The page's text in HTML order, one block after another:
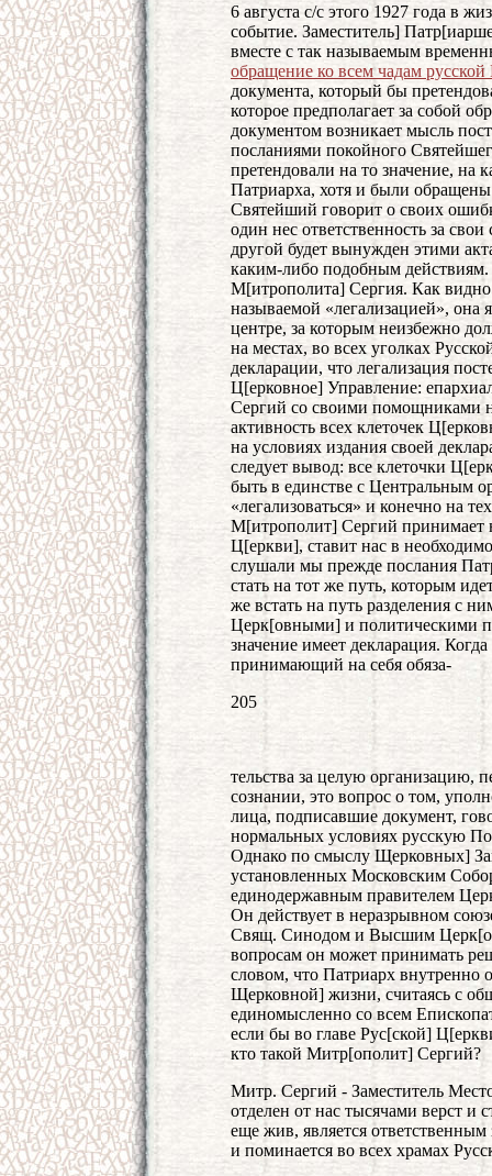
6 августа с/с этого 1927 года в
событие. Заместитель]
вместе с так называемым
обращение ко всем чадам
документа, который бы
которое предполагает за собой
документом возникает мысль
посланиями покойного
претендовали на то значение, на
Патриарха, хотя и были
Святейший говорит о своих
один нес ответственность за
другой будет вынужден этими
каким-либо подобным действиям.
М[итрополита] Сергия. Как видно
называемой «легализацией», она
центре, за которым неизбежно
на местах, во всех уголках
декларации, что легализация
Ц[ерковное] Управление:
Сергий со своими помощниками
активность всех клеточек
на условиях издания своей
следует вывод: все клеточки
быть в единстве с Центральным
«легализоваться» и конечно на
М[итрополит] Сергий принимает
Ц[еркви], ставит нас в
слушали мы прежде послания
стать на тот же путь, которым
же встать на путь разделения с
Церк[овными] и политическими
значение имеет декларация.
принимающий на себя обяза-
205
тельства за целую
сознании, это вопрос о том,
лица, подписавшие документ,
нормальных условиях русскую
Однако по смыслу Щерковных]
установленных Московским
единодержавным правителем
Он действует в неразрывном
Свящ. Синодом и Высшим
вопросам он может принимать
словом, что Патриарх внутренно
Щерковной] жизни, считаясь с
единомысленно со всем
если бы во главе Рус[ской]
кто такой Митр[ополит] Сергий?
Митр. Сергий - Заместитель
отделен от нас тысячами верст и
еще жив, является
и поминается во всех храмах